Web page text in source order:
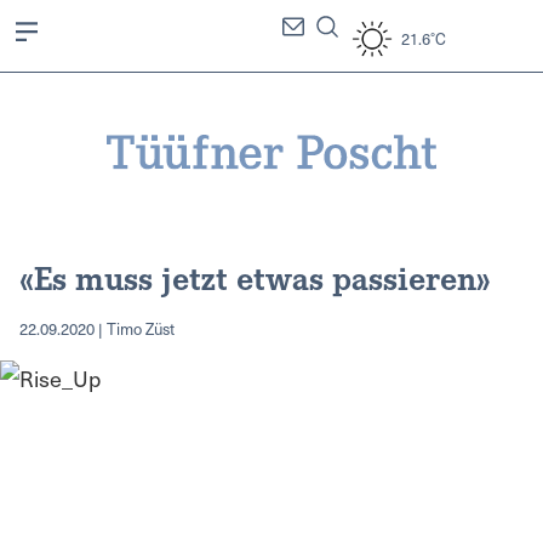
21.6°C
«Es muss jetzt etwas passieren»
22.09.2020 | Timo Züst